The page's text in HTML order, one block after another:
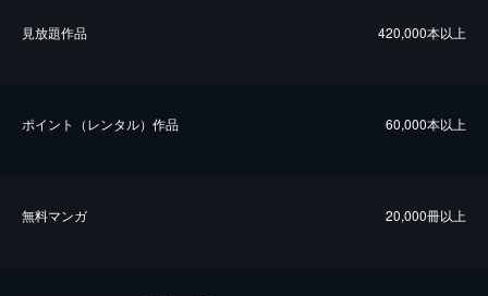
⾒放題作品 420,000本以上
ポイント（レンタル）作品 60,000本以上
無料マンガ 20,000冊以上